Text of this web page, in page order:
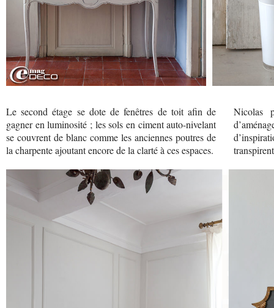
Le second étage se dote de fenêtres de toit afin de
gagner en luminosité ; les sols en ciment auto-nivelant
se couvrent de blanc comme les anciennes poutres de
la charpente ajoutant encore de la clarté à ces espaces.
Nicolas